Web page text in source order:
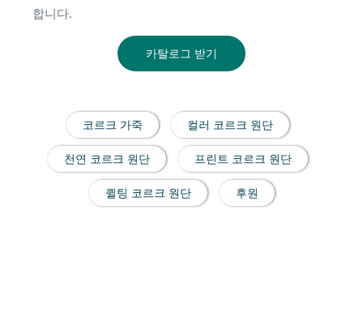
합니다.
카탈로그 받기
코르크 가죽 컬러 코르크 원단
천연 코르크 원단 프린트 코르크 원단
퀼팅 코르크 원단 후원